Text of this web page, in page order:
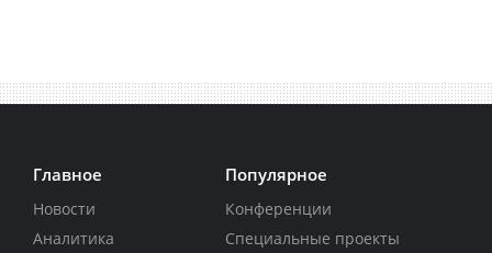
Главное
Новости
Аналитика
Популярное
Конференции
Специальные проекты